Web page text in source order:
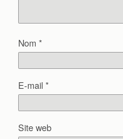
Nom *
E-mail*
Site web